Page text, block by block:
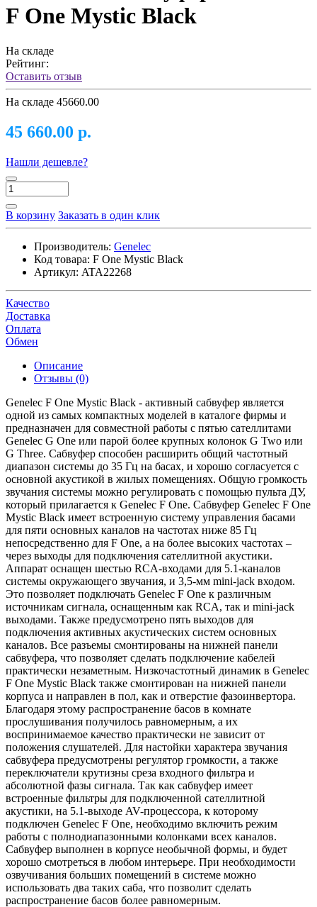
F One Mystic Black
На складе
Рейтинг:
Оставить отзыв
На складе 45660.00
45 660.00 р.
Нашли дешевле?
В корзину Заказать в один клик
Производитель: Genelec
Код товара: F One Mystic Black
Артикул: ATA22268
Качество
Доставка
Оплата
Обмен
Описание
Отзывы (0)
Genelec F One Mystic Black - активный сабвуфер является
одной из самых компактных моделей в каталоге фирмы и
предназначен для совместной работы с пятью сателлитами
Genelec G One или парой более крупных колонок G Two или
G Three. Сабвуфер способен расширить общий частотный
диапазон системы до 35 Гц на басах, и хорошо согласуется с
основной акустикой в жилых помещениях. Общую громкость
звучания системы можно регулировать с помощью пульта ДУ,
который прилагается к Genelec F One. Сабвуфер Genelec F One
Mystic Black имеет встроенную систему управления басами
для пяти основных каналов на частотах ниже 85 Гц
непосредственно для F One, а на более высоких частотах –
через выходы для подключения сателлитной акустики.
Аппарат оснащен шестью RCA-входами для 5.1-каналов
системы окружающего звучания, и 3,5-мм mini-jack входом.
Это позволяет подключать Genelec F One к различным
источникам сигнала, оснащенным как RCA, так и mini-jack
выходами. Также предусмотрено пять выходов для
подключения активных акустических систем основных
каналов. Все разъемы смонтированы на нижней панели
сабвуфера, что позволяет сделать подключение кабелей
практически незаметным. Низкочастотный динамик в Genelec
F One Mystic Black также смонтирован на нижней панели
корпуса и направлен в пол, как и отверстие фазоинвертора.
Благодаря этому распространение басов в комнате
прослушивания получилось равномерным, а их
воспринимаемое качество практически не зависит от
положения слушателей. Для настойки характера звучания
сабвуфера предусмотрены регулятор громкости, а также
переключатели крутизны среза входного фильтра и
абсолютной фазы сигнала. Так как сабвуфер имеет
встроенные фильтры для подключенной сателлитной
акустики, на 5.1-выходе AV-процессора, к которому
подключен Genelec F One, необходимо включить режим
работы с полнодиапазонными колонками всех каналов.
Сабвуфер выполнен в корпусе необычной формы, и будет
хорошо смотреться в любом интерьере. При необходимости
озвучивания больших помещений в системе можно
использовать два таких саба, что позволит сделать
распространение басов более равномерным.